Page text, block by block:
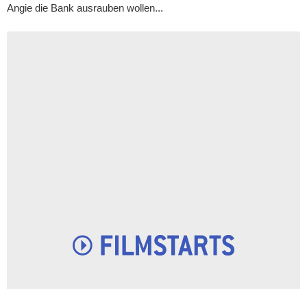
Angie die Bank ausrauben wollen...